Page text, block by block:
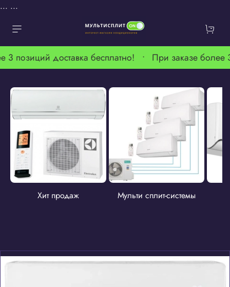
... ...
3 позиций доставка бесплатно! • При заказе более
Хит продаж Мульти сплит-системы